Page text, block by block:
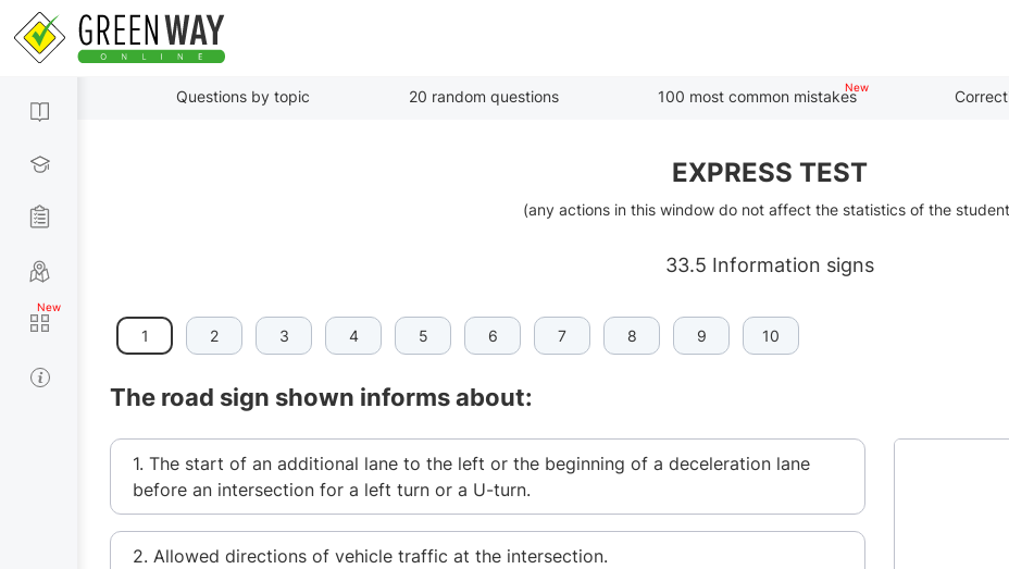
Questions by topic 20 random questions 100 most common mistakes
EXPRESS TEST
(any actions in this window do not affect the statistics of the
33.5 Information signs
1 2 3 4 5 6 7 8 9 10
The road sign shown informs about:
1. The start of an additional lane to the left or the beginning of a deceleration lane
before an intersection for a left turn or a U-turn.
2. Allowed directions of vehicle traffic at the intersection.